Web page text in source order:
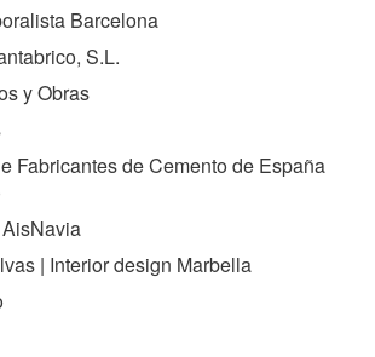
Barcelona
S.L.
y Obras
Fabricantes de Cemento de España
| Interior design Marbella